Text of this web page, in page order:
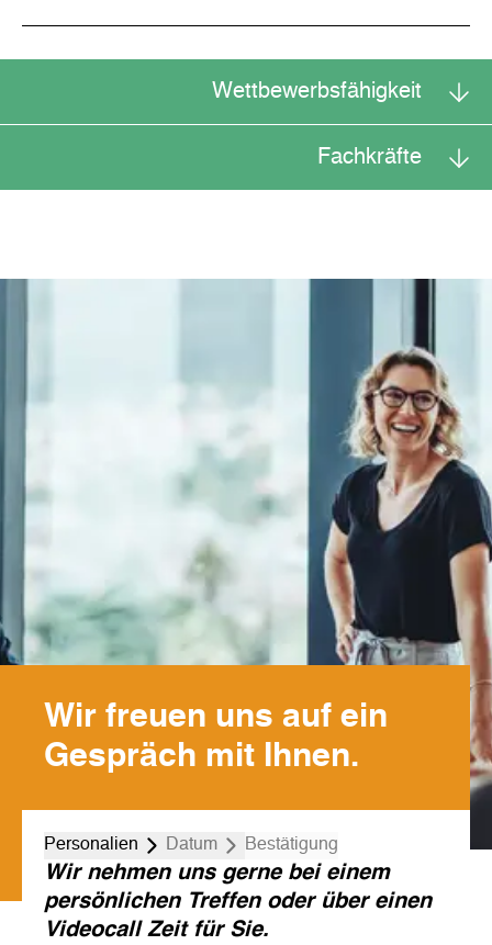
Wettbewerbsfähigkeit
Fachkräfte
Wir freuen uns auf ein
Gespräch mit Ihnen.
Personalien Datum Bestätigung
Wir nehmen uns gerne bei einem
persönlichen Treffen oder über einen
Videocall Zeit für Sie.